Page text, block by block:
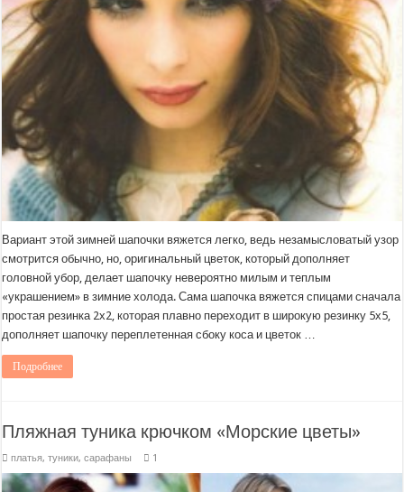
Вариант этой зимней шапочки вяжется легко, ведь незамысловатый узор
смотрится обычно, но, оригинальный цветок, который дополняет
головной убор, делает шапочку невероятно милым и теплым
«украшением» в зимние холода. Сама шапочка вяжется спицами сначала
простая резинка 2х2, которая плавно переходит в широкую резинку 5х5,
дополняет шапочку переплетенная сбоку коса и цветок …
Подробнее
Пляжная туника крючком «Морские цветы»
платья, туники, сарафаны 1